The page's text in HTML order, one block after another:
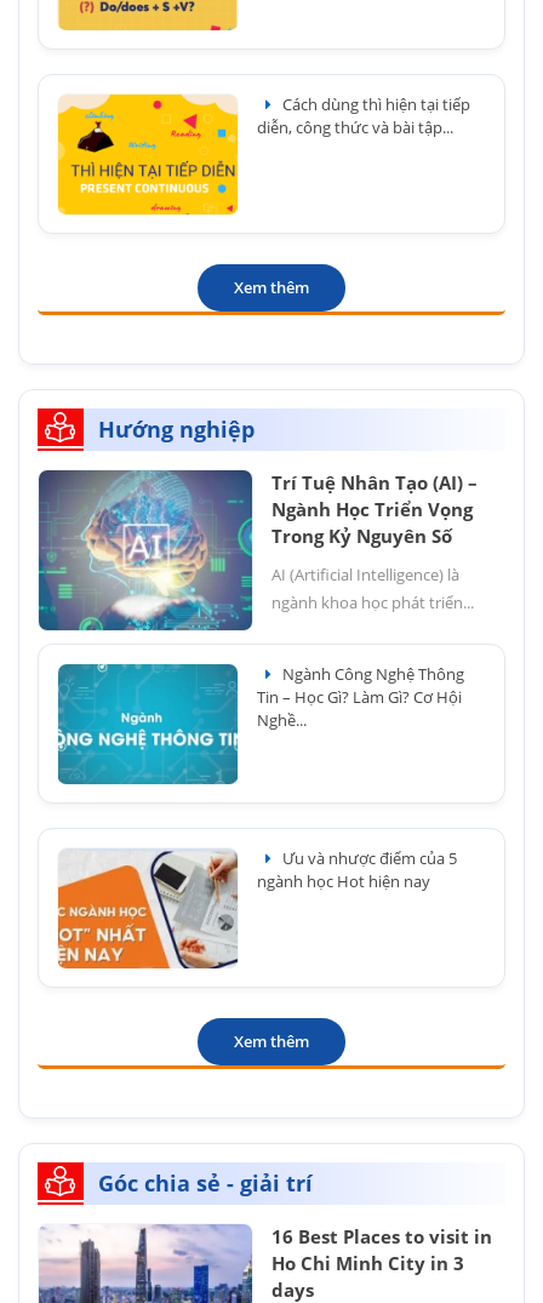
Cách dùng thì hiện tại tiếp
diễn, công thức và bài tập...
Xem thêm
Hướng nghiệp
Trí Tuệ Nhân Tạo (AI) –
Ngành Học Triển Vọng
Trong Kỷ Nguyên Số
AI (Artificial Intelligence) là
ngành khoa học phát triển...
Ngành Công Nghệ Thông
Tin – Học Gì? Làm Gì? Cơ Hội
Nghề...
Ưu và nhược điểm của 5
ngành học Hot hiện nay
Xem thêm
Góc chia sẻ - giải trí
16 Best Places to visit in
Ho Chi Minh City in 3
days